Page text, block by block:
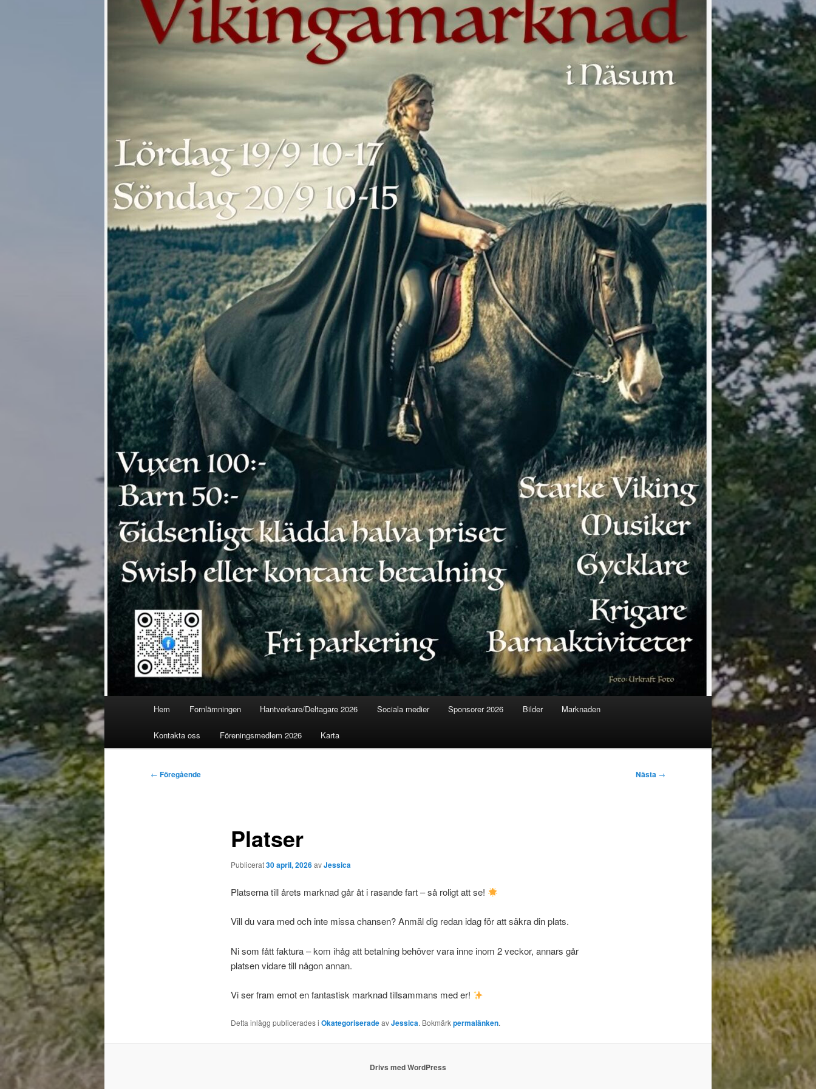
Hem Fornlämningen Hantverkare/Deltagare 2026 Sociala medier Sponsorer 2026 Bilder Marknaden
Kontakta oss Föreningsmedlem 2026 Karta
Inläggsnavigering
← Föregående Nästa →
Platser
Publicerat30 april, 2026avJessica
Platserna till årets marknad går åt i rasande fart – så roligt att se!
Vill du vara med och inte missa chansen? Anmäl dig redan idag för att säkra din plats.
Ni som fått faktura – kom ihåg att betalning behöver vara inne inom 2 veckor, annars går
platsen vidare till någon annan.
Vi ser fram emot en fantastisk marknad tillsammans med er!
Detta inlägg publicerades i OkategoriseradeavJessica. Bokmärkpermalänken.
Drivs med WordPress